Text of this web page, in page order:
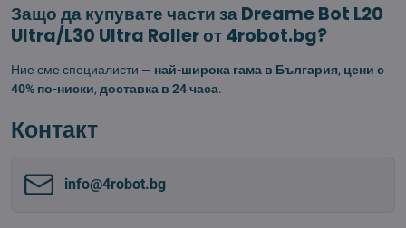
Защо да купувате части за Dreame Bot L20
Ultra/L30 Ultra Roller от 4robot.bg?
Ние сме специалисти — най-широка гама в България, цени с
40% по-ниски, доставка в 24 часа.
Контакт
info​@4robot​.bg